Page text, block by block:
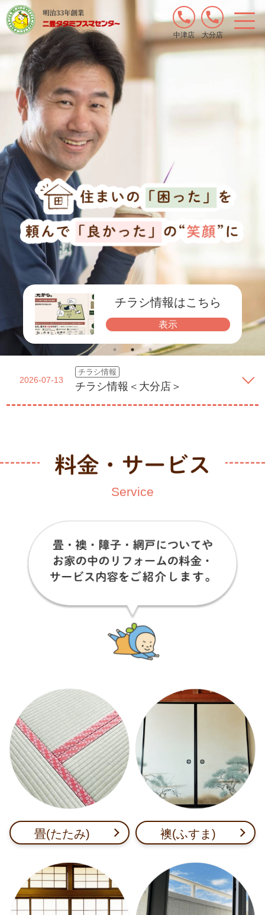
中津店 大分店
くわしくはこちら
チラシ情報はこちら
表示
2026-07-13
チラシ情報
チラシ情報＜大分店＞
2026-07-07
2026-06-15
2026-06-15
2026-05-25
スタッフブログ
＜中津店限定＞網戸持込半額キ
2026-05-25
Service
畳(たたみ) 襖(ふすま)